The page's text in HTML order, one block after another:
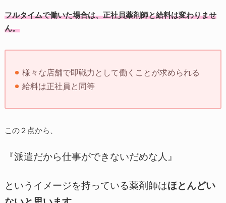
フルタイムで働いた場合は、正社員薬剤師と給料は変わりませ
ん。
様々な店舗で即戦力として働くことが求められる
給料は正社員と同等
この２点から、
『派遣だから仕事ができないだめな人』
というイメージを持っている薬剤師はほとんどい